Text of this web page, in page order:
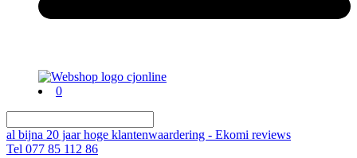
0
al bijna 20 jaar hoge klantenwaardering - Ekomi reviews
Tel 077 85 112 86